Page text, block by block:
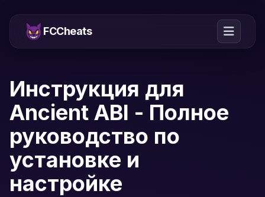
FCCheats
Инструкция для
Ancient ABI - Полное
руководство по
установке и
настройке